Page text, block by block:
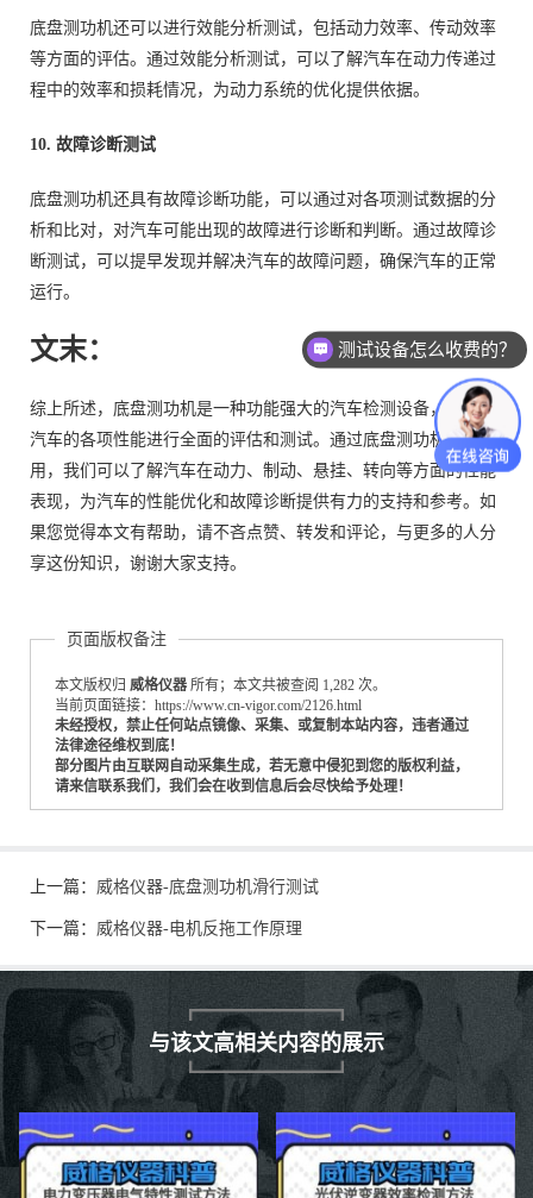
底盘测功机还可以进行效能分析测试，包括动力效率、传动效率
等方面的评估。通过效能分析测试，可以了解汽车在动力传递过
程中的效率和损耗情况，为动力系统的优化提供依据。
10. 故障诊断测试
底盘测功机还具有故障诊断功能，可以通过对各项测试数据的分
析和比对，对汽车可能出现的故障进行诊断和判断。通过故障诊
断测试，可以提早发现并解决汽车的故障问题，确保汽车的正常
运行。
文末：
综上所述，底盘测功机是一种功能强大的汽车检测设备，能够对
汽车的各项性能进行全面的评估和测试。通过底盘测功机的使
用，我们可以了解汽车在动力、制动、悬挂、转向等方面的性能
表现，为汽车的性能优化和故障诊断提供有力的支持和参考。如
果您觉得本文有帮助，请不吝点赞、转发和评论，与更多的人分
享这份知识，谢谢大家支持。
页面版权备注
本文版权归 威格仪器 所有；本文共被查阅 1,282 次。
当前页面链接：https://www.cn-vigor.com/2126.html
未经授权，禁止任何站点镜像、采集、或复制本站内容，违者通过
法律途径维权到底！
部分图片由互联网自动采集生成，若无意中侵犯到您的版权利益，
请来信联系我们，我们会在收到信息后会尽快给予处理！
上一篇： 威格仪器-底盘测功机滑行测试
下一篇： 威格仪器-电机反拖工作原理
与该文高相关内容的展示
测试设备怎么收费的？